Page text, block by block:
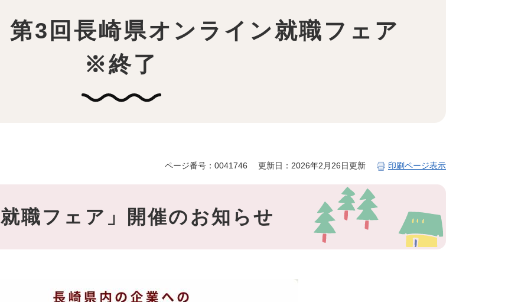
第3回長崎県オンライン就職フェア
※終了
ページ番号：0041746 更新日：2026年2月26日更新 印刷ページ表示
職フェア」開催のお知らせ